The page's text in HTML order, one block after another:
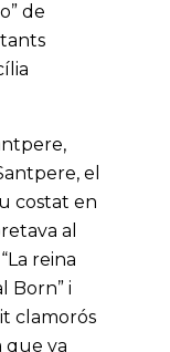
de
el
costat en
al
reina
Born” i
clamorós
que va